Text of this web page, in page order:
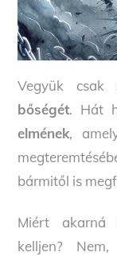
Vegyük
bőségét. Hát
elmének,
bármitől is
Miért
kelljen?